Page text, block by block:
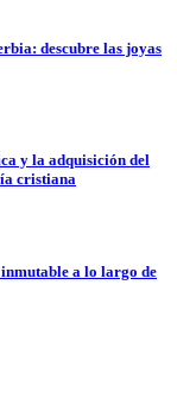
descubre las joyas
y la adquisición del
cristiana
a lo largo de